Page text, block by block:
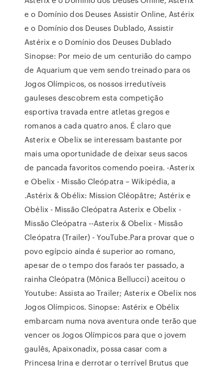
e o Domínio dos Deuses Assistir Online, Astérix
e o Domínio dos Deuses Dublado, Assistir
Astérix e o Domínio dos Deuses Dublado
Sinopse: Por meio de um centurião do campo
de Aquarium que vem sendo treinado para os
Jogos Olímpicos, os nossos irredutíveis
gauleses descobrem esta competição
esportiva travada entre atletas gregos e
romanos a cada quatro anos. É claro que
Asterix e Obelix se interessam bastante por
mais uma oportunidade de deixar seus sacos
de pancada favoritos comendo poeira. -Asterix
e Obelix - Missão Cleópatra – Wikipédia, a
.Astérix & Obélix: Mission Cléopâtre; Astérix e
Obélix - Missão Cleópatra Asterix e Obelix -
Missão Cleópatra --Asterix & Obelix - Missão
Cleópatra (Trailer) - YouTube.Para provar que o
povo egípcio ainda é superior ao romano,
apesar de o tempo dos faraós ter passado, a
rainha Cleópatra (Mônica Bellucci) aceitou o
Youtube: Assista ao Trailer; Asterix e Obelix nos
Jogos Olímpicos. Sinopse: Astérix e Obélix
embarcam numa nova aventura onde terão que
vencer os Jogos Olímpicos para que o jovem
gaulês, Apaixonadix, possa casar com a
Princesa Irina e derrotar o terrível Brutus que